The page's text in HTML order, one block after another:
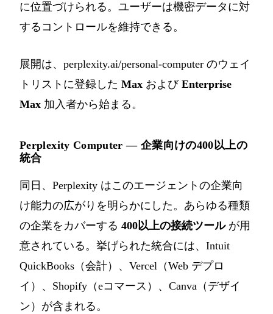
に位置づけられる。ユーザーは機密データに対
するコントロールを維持できる。
展開は、perplexity.ai/personal-computer のウェイ
トリストに登録した Max および Enterprise
Max 加入者から始まる。
Perplexity Computer — 企業向けの400以上の
統合
同日、Perplexity はこのエージェントの企業向
け能力の広がりを明らかにした。あらゆる種類
の企業をカバーする 400以上の接続ツールが用
意されている。挙げられた統合には、Intuit
QuickBooks（会計）、Vercel（Web デプロ
イ）、Shopify（eコマース）、Canva（デザイ
ン）が含まれる。